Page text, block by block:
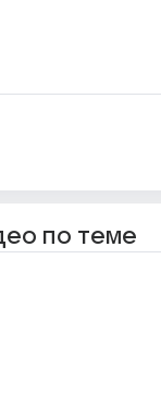
по теме